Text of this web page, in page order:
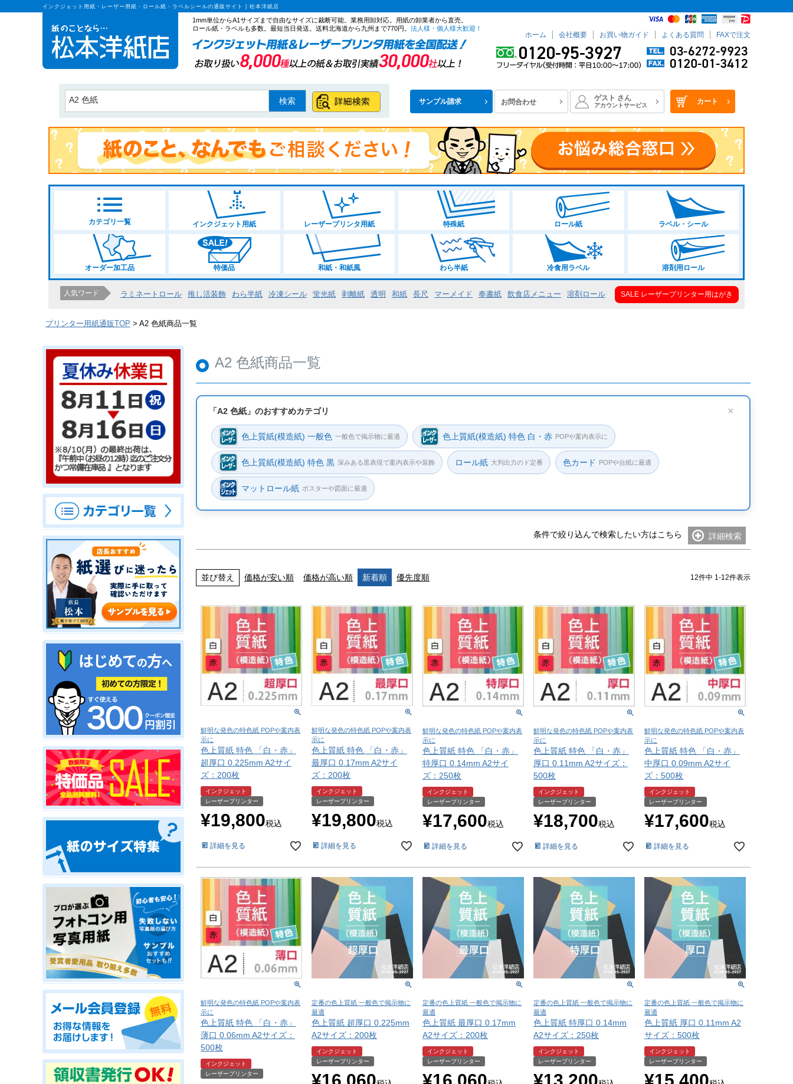
インクジェット用紙・レーザー用紙・ロール紙・ラベルシールの通販サイト | 松本洋紙店
1mm単位からA1サイズまで自由なサイズに裁断可能。業務用卸対応。用紙の卸業者から直売。
ロール紙・ラベルも多数。最短当日発送。送料北海道から九州まで770円。 法人様・個人様大歓迎！
ホーム 会社概要 お買い物ガイド よくある質問 FAXで注文
サンプル請求 お問合わせ ゲスト さん
アカウントサービス カート
検索
カテゴリ一覧 インクジェット用紙 レーザープリンタ用紙 特殊紙 ロール紙 ラベル・シール
オーダー加工品 特価品 和紙・和紙風 わら半紙 冷食用ラベル 溶剤用ロール
人気ワード ラミネートロール 推し活装飾 わら半紙 冷凍シール 蛍光紙 剥離紙 透明 和紙 長尺 マーメイド 奉書紙 飲食店メニュー 溶剤ロール SALE レーザープリンター用はがき
プリンター用紙通販TOP A2 色紙商品一覧
A2 色紙商品一覧
「A2 色紙」のおすすめカテゴリ ×
色上質紙(模造紙) 一般色 一般色で掲示物に最適 色上質紙(模造紙) 特色 白・赤 POPや案内表示に
色上質紙(模造紙) 特色 黒 深みある黒表現で案内表示や装飾 ロール紙 大判出力のド定番 色カード POPや台紙に最適
マットロール紙 ポスターや図面に最適
条件で絞り込んで検索したい方はこちら 詳細検索
価格
〜
プリンタ種類
サイズ
指定なし
A3 A4
L判・2L判
ロール紙
在庫なし商品
商品タグ
ラベル
セール品
商品番号/JANコード
並び順
登録順 価格が安い順 価格が高い順
優先度順
レビュー順
キーワードヒット順
厚い（0.25mm～0.27mm）
かなり厚い（0.28mm～0.99mm）
すごく厚い（1mm～）
検索
並び替え 価格が安い順 価格が高い順 新着順 優先度順 12件中 1 -12件表示
鮮明な発色の特色紙 POPや案内表
示に
色上質紙 特色 「白・赤」
超厚口 0.225mm A2サイ
ズ：200枚
インクジェット
レーザープリンター
¥19,800税込
詳細を見る
鮮明な発色の特色紙 POPや案内表
示に
色上質紙 特色 「白・赤」
最厚口 0.17mm A2サイ
ズ：200枚
インクジェット
レーザープリンター
¥19,800税込
詳細を見る
鮮明な発色の特色紙 POPや案内表
示に
色上質紙 特色 「白・赤」
特厚口 0.14mm A2サイ
ズ：250枚
インクジェット
レーザープリンター
¥17,600税込
詳細を見る
鮮明な発色の特色紙 POPや案内表
示に
色上質紙 特色 「白・赤」
厚口 0.11mm A2サイズ：
500枚
インクジェット
レーザープリンター
¥18,700税込
詳細を見る
鮮明な発色の特色紙 POPや案内表
示に
色上質紙 特色 「白・赤」
中厚口 0.09mm A2サイ
ズ：500枚
インクジェット
レーザープリンター
¥17,600税込
詳細を見る
鮮明な発色の特色紙 POPや案内表
示に
色上質紙 特色 「白・赤」
薄口 0.06mm A2サイズ：
500枚
インクジェット
レーザープリンター
定番の色上質紙 一般色で掲示物に
最適
色上質紙 超厚口 0.225mm
A2サイズ：200枚
インクジェット
レーザープリンター
定番の色上質紙 一般色で掲示物に
最適
色上質紙 最厚口 0.17mm
A2サイズ：200枚
インクジェット
レーザープリンター
定番の色上質紙 一般色で掲示物に
最適
色上質紙 特厚口 0.14mm
A2サイズ：250枚
インクジェット
レーザープリンター
定番の色上質紙 一般色で掲示物に
最適
色上質紙 厚口 0.11mm A2
サイズ：500枚
インクジェット
レーザープリンター